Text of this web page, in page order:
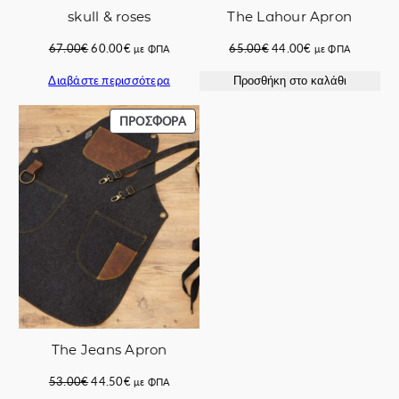
skull & roses
67.00€Original
was:
60.00€Η
τιμή
60.00€.
με ΦΠΑ
Διαβάστε περισσότερα
The Lahour Apron
65.00€ Original
was:
44.00€ Η
τιμή
με ΦΠΑ
Προσθήκη στο καλάθι
ΠΡΟΣΦΟΡΆΠΡΟΪΌΝ
ΣΕ
ΠΡΟΣΦΟΡΆ
The Jeans Apron
53.00€Original
44.50€Ημε ΦΠΑ